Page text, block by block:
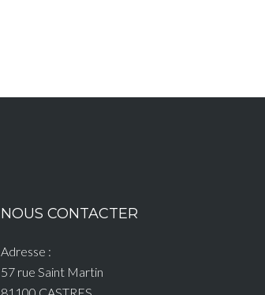
NOUS CONTACTER
Adresse :
57 rue Saint Martin